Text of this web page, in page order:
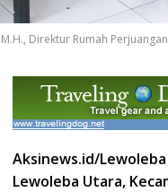
M.H., Direktur Rumah
Aksinews.id/Lewoleba
Lewoleba Utara,